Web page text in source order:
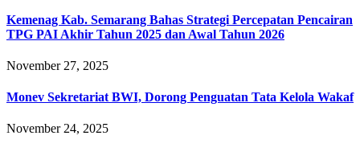
Kemenag Kab. Semarang Bahas Strategi Percepatan Pencairan
TPG PAI Akhir Tahun 2025 dan Awal Tahun 2026
November 27, 2025
Monev Sekretariat BWI, Dorong Penguatan Tata Kelola Wakaf
November 24, 2025